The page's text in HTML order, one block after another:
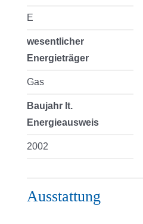
E
wesentlicher
Energieträger
Gas
Baujahr lt.
Energieausweis
2002
Ausstattung